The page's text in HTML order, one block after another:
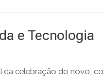
e Tecnologia
celebração do novo,